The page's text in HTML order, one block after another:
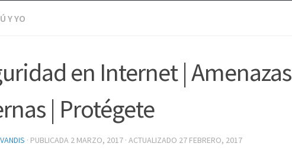
Y YO
en Internet | Amenazas
| Protégete
· PUBLICADA 2 MARZO, 2017 · ACTUALIZADO 27 FEBRERO, 2017